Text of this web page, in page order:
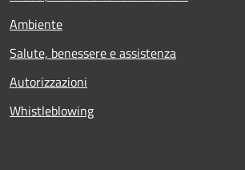
Ambiente
Salute, benessere e assistenza
Autorizzazioni
Whistleblowing